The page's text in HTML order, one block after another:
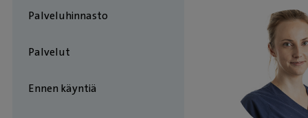
Palveluhinnasto
Palvelut
Ennen käyntiä